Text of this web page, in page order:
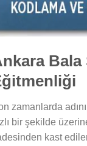
Bala
zamanlarda
bir şekilde
kast